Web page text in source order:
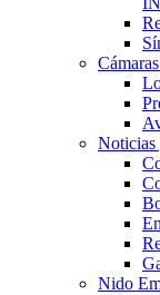
Noticias
Nido